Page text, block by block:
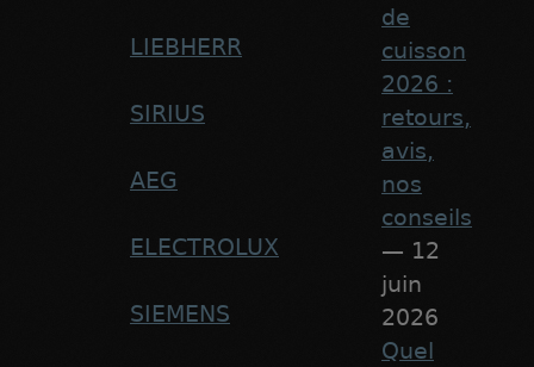
LIEBHERR
SIRIUS
AEG
ELECTROLUX
SIEMENS
de
cuisson
2026 :
retours,
avis,
nos
conseils
— 12
juin
2026
Quel